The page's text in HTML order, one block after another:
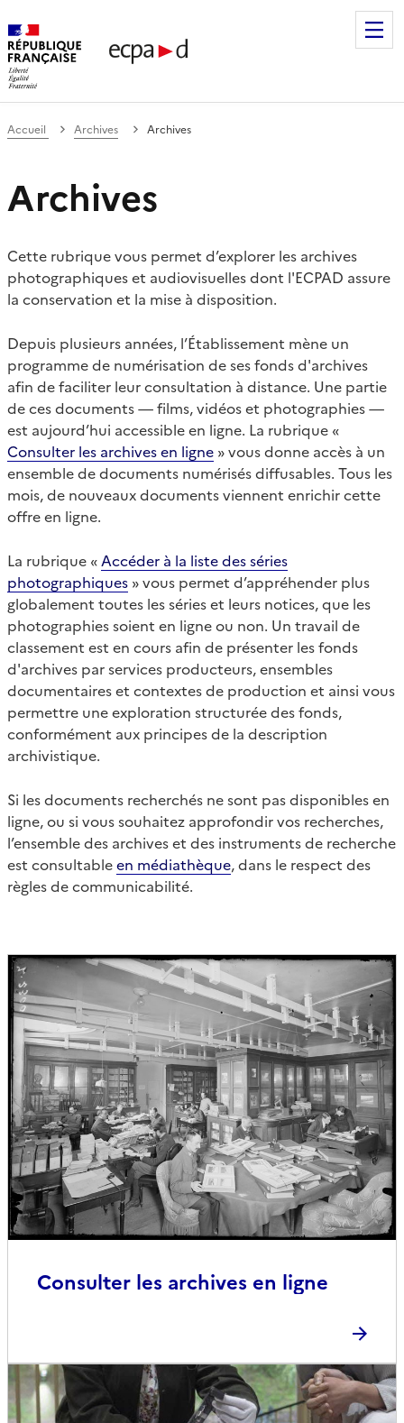
de communication et de production
Accueil Archives Archives
Archives
Cette rubrique vous permet d’explorer les archives
photographiques et audiovisuelles dont l'ECPAD assure
la conservation et la mise à disposition.
Depuis plusieurs années, l’Établissement mène un
programme de numérisation de ses fonds d'archives
afin de faciliter leur consultation à distance. Une partie
de ces documents — films, vidéos et photographies —
est aujourd’hui accessible en ligne. La rubrique «
Consulter les archives en ligne » vous donne accès à un
ensemble de documents numérisés diffusables. Tous les
mois, de nouveaux documents viennent enrichir cette
offre en ligne.
La rubrique « Accéder à la liste des séries
photographiques » vous permet d’appréhender plus
globalement toutes les séries et leurs notices, que les
photographies soient en ligne ou non. Un travail de
classement est en cours afin de présenter les fonds
d'archives par services producteurs, ensembles
documentaires et contextes de production et ainsi vous
permettre une exploration structurée des fonds,
conformément aux principes de la description
archivistique.
Si les documents recherchés ne sont pas disponibles en
ligne, ou si vous souhaitez approfondir vos recherches,
l’ensemble des archives et des instruments de recherche
est consultableen médiathèque, dans le respect des
règles de communicabilité.
Consulter les archives en ligne